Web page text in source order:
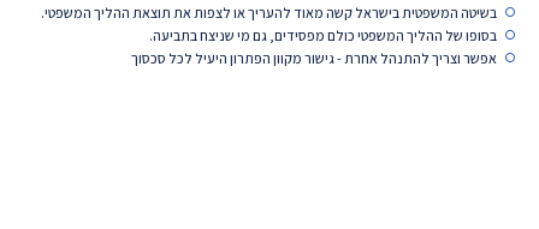
המשפטית בישראל קשה מאוד להעריך או לצפות את תוצאת ההליך המשפטי.
של ההליך המשפטי כולם מפסידים, גם מי שניצח בתביעה.
וצריך להתנהל אחרת - גישור מקוון הפתרון היעיל לכל סכסוך
צריכים